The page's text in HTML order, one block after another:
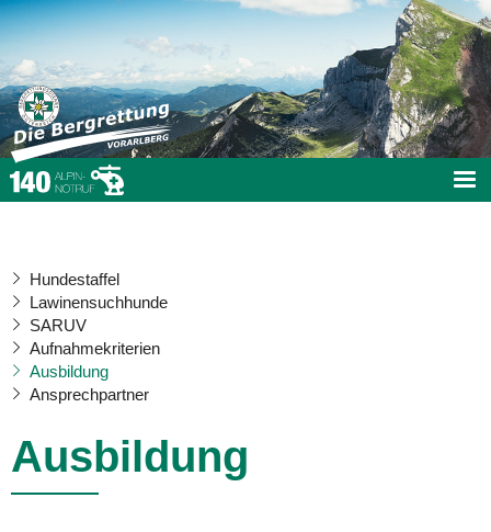
Hundestaffel
Lawinensuchhunde
SARUV
Aufnahmekriterien
Ausbildung
Ansprechpartner
Ausbildung